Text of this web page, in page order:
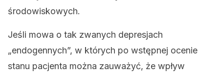
środowiskowych.
Jeśli mowa o tak zwanych depresjach
„endogennych”, w których po wstępnej ocenie
stanu pacjenta można zauważyć, że wpływ